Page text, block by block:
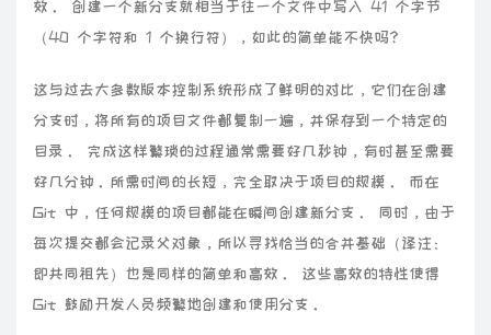
效。 创建一个新分支就相当于往一个文件中写入 41 个字节
（40 个字符和 1 个换行符），如此的简单能不快吗？
这与过去大多数版本控制系统形成了鲜明的对比，它们在创建
分支时，将所有的项目文件都复制一遍，并保存到一个特定的
目录。 完成这样繁琐的过程通常需要好几秒钟，有时甚至需要
好几分钟。所需时间的长短，完全取决于项目的规模。 而在
Git 中，任何规模的项目都能在瞬间创建新分支。 同时，由于
每次提交都会记录父对象，所以寻找恰当的合并基础（译注：
即共同祖先）也是同样的简单和高效。 这些高效的特性使得
Git 鼓励开发人员频繁地创建和使用分支。